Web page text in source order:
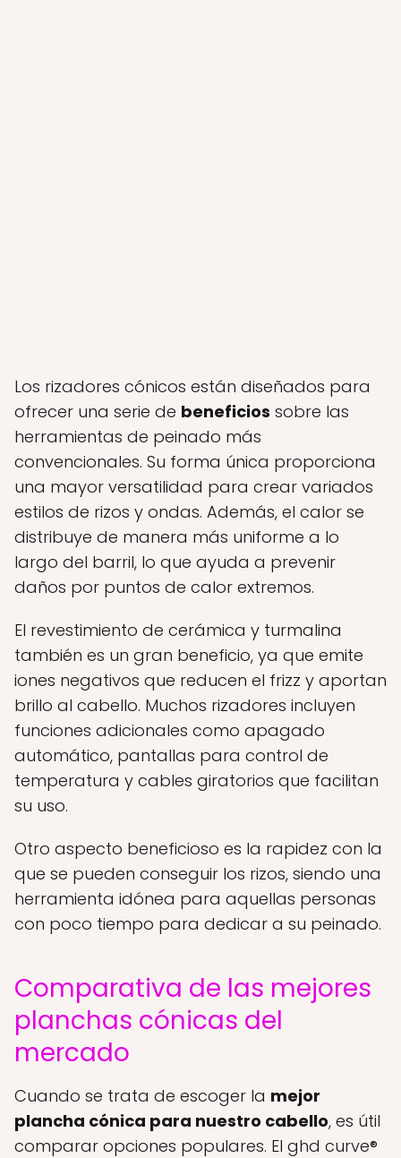
Los rizadores cónicos están diseñados para
ofrecer una serie de beneficios sobre las
herramientas de peinado más
convencionales. Su forma única proporciona
una mayor versatilidad para crear variados
estilos de rizos y ondas. Además, el calor se
distribuye de manera más uniforme a lo
largo del barril, lo que ayuda a prevenir
daños por puntos de calor extremos.
El revestimiento de cerámica y turmalina
también es un gran beneficio, ya que emite
iones negativos que reducen el frizz y aportan
brillo al cabello. Muchos rizadores incluyen
funciones adicionales como apagado
automático, pantallas para control de
temperatura y cables giratorios que facilitan
su uso.
Otro aspecto beneficioso es la rapidez con la
que se pueden conseguir los rizos, siendo una
herramienta idónea para aquellas personas
con poco tiempo para dedicar a su peinado.
Comparativa de las mejores
planchas cónicas del
mercado
Cuando se trata de escoger la mejor
plancha cónica para nuestro cabello, es útil
comparar opciones populares. El ghd curve®